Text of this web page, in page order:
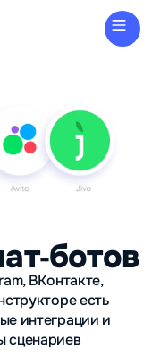
ВКонтакте,
есть
интеграции и
сценариев